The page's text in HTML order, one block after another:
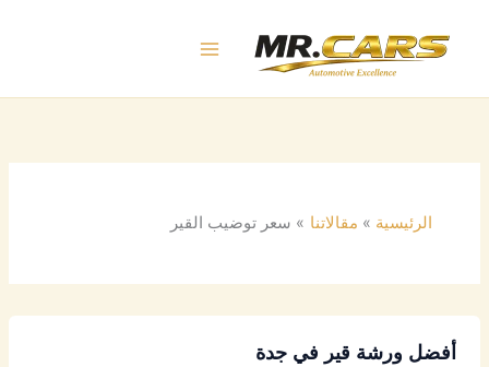
المحتوى
الرئيسية مقالاتنا سعر توضيب القير
أفضل ورشة قير في جدة